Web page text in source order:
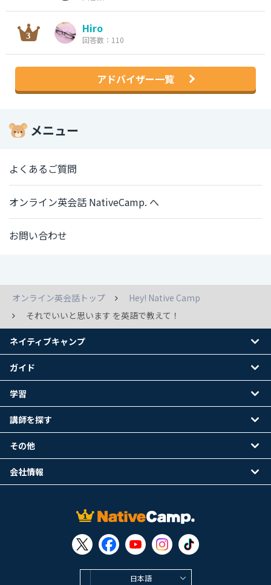
Hiro
回答数：110
アドバイザー一覧
メニュー
よくあるご質問
オンライン英会話 NativeCamp. へ
お問い合わせ
オンライン英会話トップ
Hey! Native Camp
それでいいと思います を英語で教えて！
日本語
ネイティブキャンプ
ガイド
学習
講師を探す
その他
会社情報